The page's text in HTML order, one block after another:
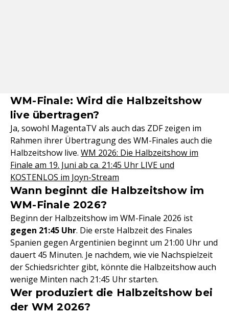
WM-Finale: Wird die Halbzeitshow
live übertragen?
Ja, sowohl MagentaTV als auch das ZDF zeigen im
Rahmen ihrer Übertragung des WM-Finales auch die
Halbzeitshow live. WM 2026: Die Halbzeitshow im
Finale am 19. Juni ab ca. 21:45 Uhr LIVE und
KOSTENLOS im Joyn-Stream
Wann beginnt die Halbzeitshow im
WM-Finale 2026?
Beginn der Halbzeitshow im WM-Finale 2026 ist
gegen 21:45 Uhr. Die erste Halbzeit des Finales
Spanien gegen Argentinien beginnt um 21:00 Uhr und
dauert 45 Minuten. Je nachdem, wie vie Nachspielzeit
der Schiedsrichter gibt, könnte die Halbzeitshow auch
wenige Minten nach 21:45 Uhr starten.
Wer produziert die Halbzeitshow bei
der WM 2026?